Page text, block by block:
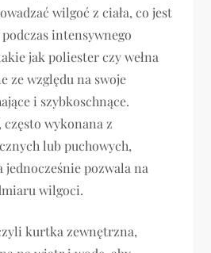
wilgoć z ciała, co jest
intensywnego
jak poliester czy wełna
ze względu na swoje
i szybkoschnące.
wykonana z
lub puchowych,
jednocześnie pozwala na
wilgoci.
kurtka zewnętrzna,